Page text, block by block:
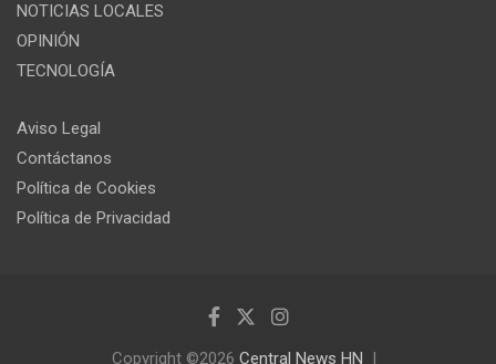
NOTICIAS LOCALES
OPINIÓN
TECNOLOGÍA
Aviso Legal
Contáctanos
Política de Cookies
Política de Privacidad
Copyright ©2026 Central News HN